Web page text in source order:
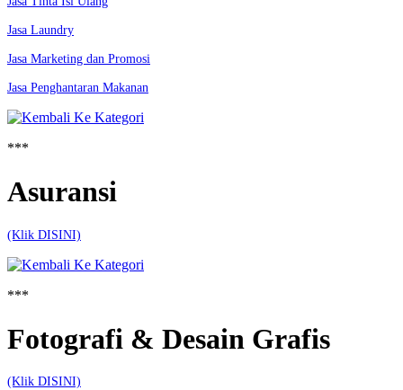
Jasa Laundry
Jasa Marketing dan Promosi
Jasa Penghantaran Makanan
***
Asuransi
(Klik DISINI)
***
Fotografi & Desain Grafis
(Klik DISINI)